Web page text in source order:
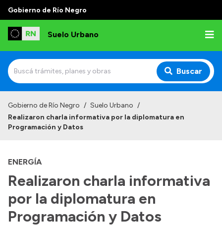
Gobierno de Río Negro
Suelo Urbano
Buscar
Gobierno de Río Negro / Suelo Urbano /
Realizaron charla informativa por la diplomatura en
Programación y Datos
ENERGÍA
Realizaron charla informativa
por la diplomatura en
Programación y Datos